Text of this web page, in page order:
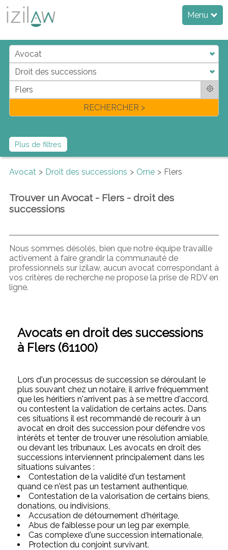
Menu
jdadi
fl
RECHERCHER >
Plus de filtres
Avocat Droit des successions Orne Flers
Trouver un Avocat - Flers - droit des
successions
Nous sommes désolés, bien que notre équipe travaille
activement à faire grandir la communauté de
professionnels sur izilaw, aucun avocat correspondant à
vos critères de recherche ne propose la prise de RDV en
ligne.
Avocats en droit des successions
à Flers (61100)
Lors d'un processus de succession se déroulant le
plus souvant chez un notaire, il arrive fréquemment
que les héritiers n'arrivent pas à se mettre d'accord,
ou contestent la validation de certains actes. Dans
ces situations il est recommandé de recourir à un
avocat en droit des succession pour défendre vos
intérêts et tenter de trouver une résolution amiable,
ou devant les tribunaux. Les avocats en droit des
successions interviennent principalement dans les
situations suivantes :
Contestation de la validité d'un testament
quand ce n'est pas un testament authentique,
Contestation de la valorisation de certains biens,
donations, ou indivisions,
Accusation de détournement d'héritage,
Abus de faiblesse pour un leg par exemple,
Cas complexe d'une succession internationale,
Protection du conjoint survivant.